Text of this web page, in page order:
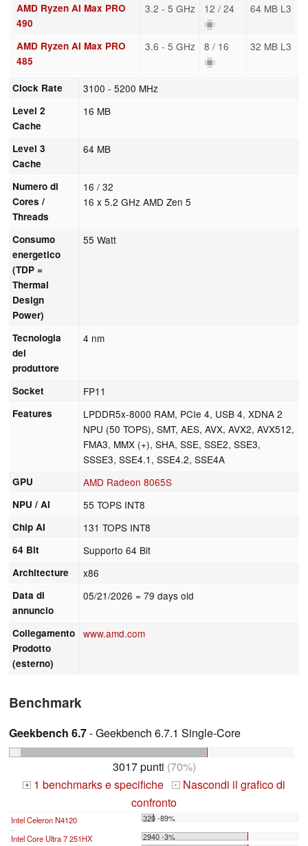
AMD Ryzen AI Max PRO
490
3.2 - 5 GHz 12 / 24 64 MB L3
AMD Ryzen AI Max PRO
485
3.6 - 5 GHz 8 / 16 32 MB L3
Clock Rate 3100 - 5200 MHz
Level 2
Cache
16 MB
Level 3
Cache
64 MB
Numero di
Cores /
Threads
16 / 32
16 x 5.2 GHz AMD Zen 5
Consumo
energetico
(TDP =
Thermal
Design
Power)
55 Watt
Tecnologia
del
produttore
4 nm
Socket FP11
Features
LPDDR5x-8000 RAM, PCIe 4, USB 4, XDNA 2
NPU (50 TOPS), SMT, AES, AVX, AVX2, AVX512,
FMA3, MMX (+), SHA, SSE, SSE2, SSE3,
SSSE3, SSE4.1, SSE4.2, SSE4A
GPU AMD Radeon 8065S
NPU / AI 55 TOPS INT8
Chip AI 131 TOPS INT8
64 Bit Supporto 64 Bit
Architecture x86
Data di
annuncio
05/21/2026 = 79 days old
Collegamento
Prodotto
(esterno)
www.amd.com
Benchmark
Geekbench 6.7- Geekbench 6.7.1 Single-Core
3017 punti (70%)
+ 1 benchmarks e specifiche - Nascondi il grafico di
confronto
Intel Celeron N4120 320 -89%
Intel Core Ultra 7 251HX
2940 -3%